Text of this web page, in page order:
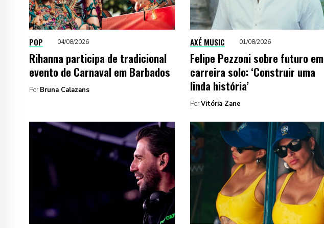
POP 04/08/2026
Rihanna participa de tradicional
evento de Carnaval em Barbados
Por Bruna Calazans
AXÉ MUSIC 01/08/2026
Felipe Pezzoni sobre futuro em
carreira solo: ‘Construir uma
linda história’
PorVitória Zane